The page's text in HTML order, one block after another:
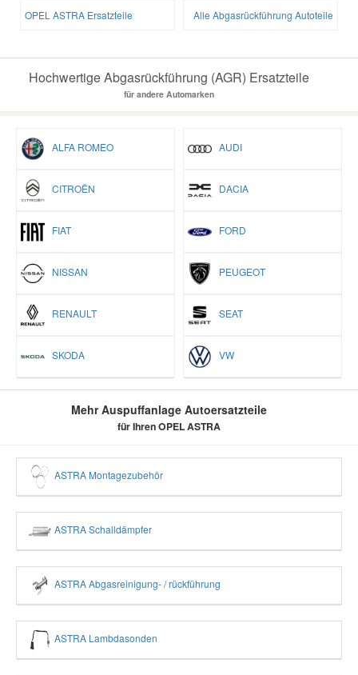
OPEL ASTRA Ersatzteile Alle Abgasrückführung Autoteile
Hochwertige Abgasrückführung (AGR) Ersatzteile
für andere Automarken
ALFA ROMEO AUDI
CITROËN DACIA
FIAT FORD
NISSAN PEUGEOT
RENAULT SEAT
SKODA VW
Mehr Auspuffanlage Autoersatzteile
für Ihren OPEL ASTRA
ASTRA Montagezubehör
ASTRA Schalldämpfer
ASTRA Abgasreinigung- / rückführung
ASTRA Lambdasonden